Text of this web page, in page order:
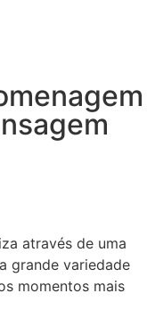
através de uma
grande variedade
momentos mais